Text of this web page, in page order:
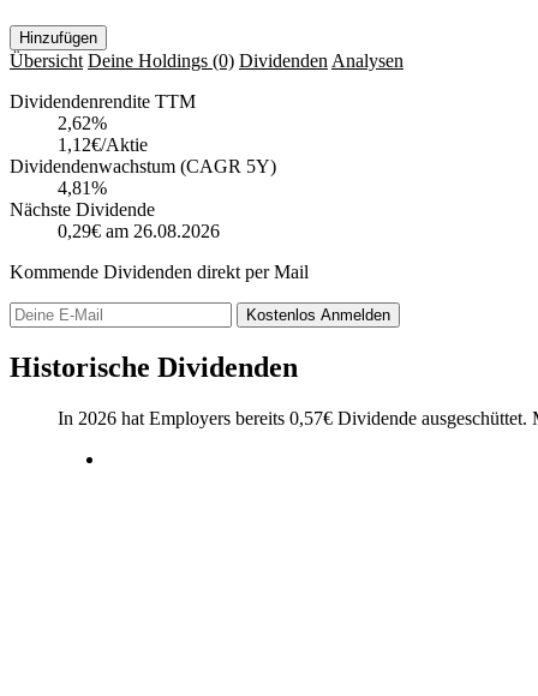
Hinzufügen
Übersicht Deine Holdings (0) Dividenden Analysen
Dividendenrendite TTM
2,62%
1,12€/Aktie
Dividendenwachstum (CAGR 5Y)
4,81%
Nächste Dividende
0,29€ am 26.08.2026
Kommende Dividenden direkt per Mail
Kostenlos Anmelden
Historische Dividenden
In 2026 hat Employers bereits 0,57€ Dividende ausgeschüttet.